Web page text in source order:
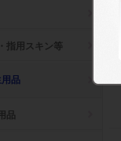
指用スキン等
品
品